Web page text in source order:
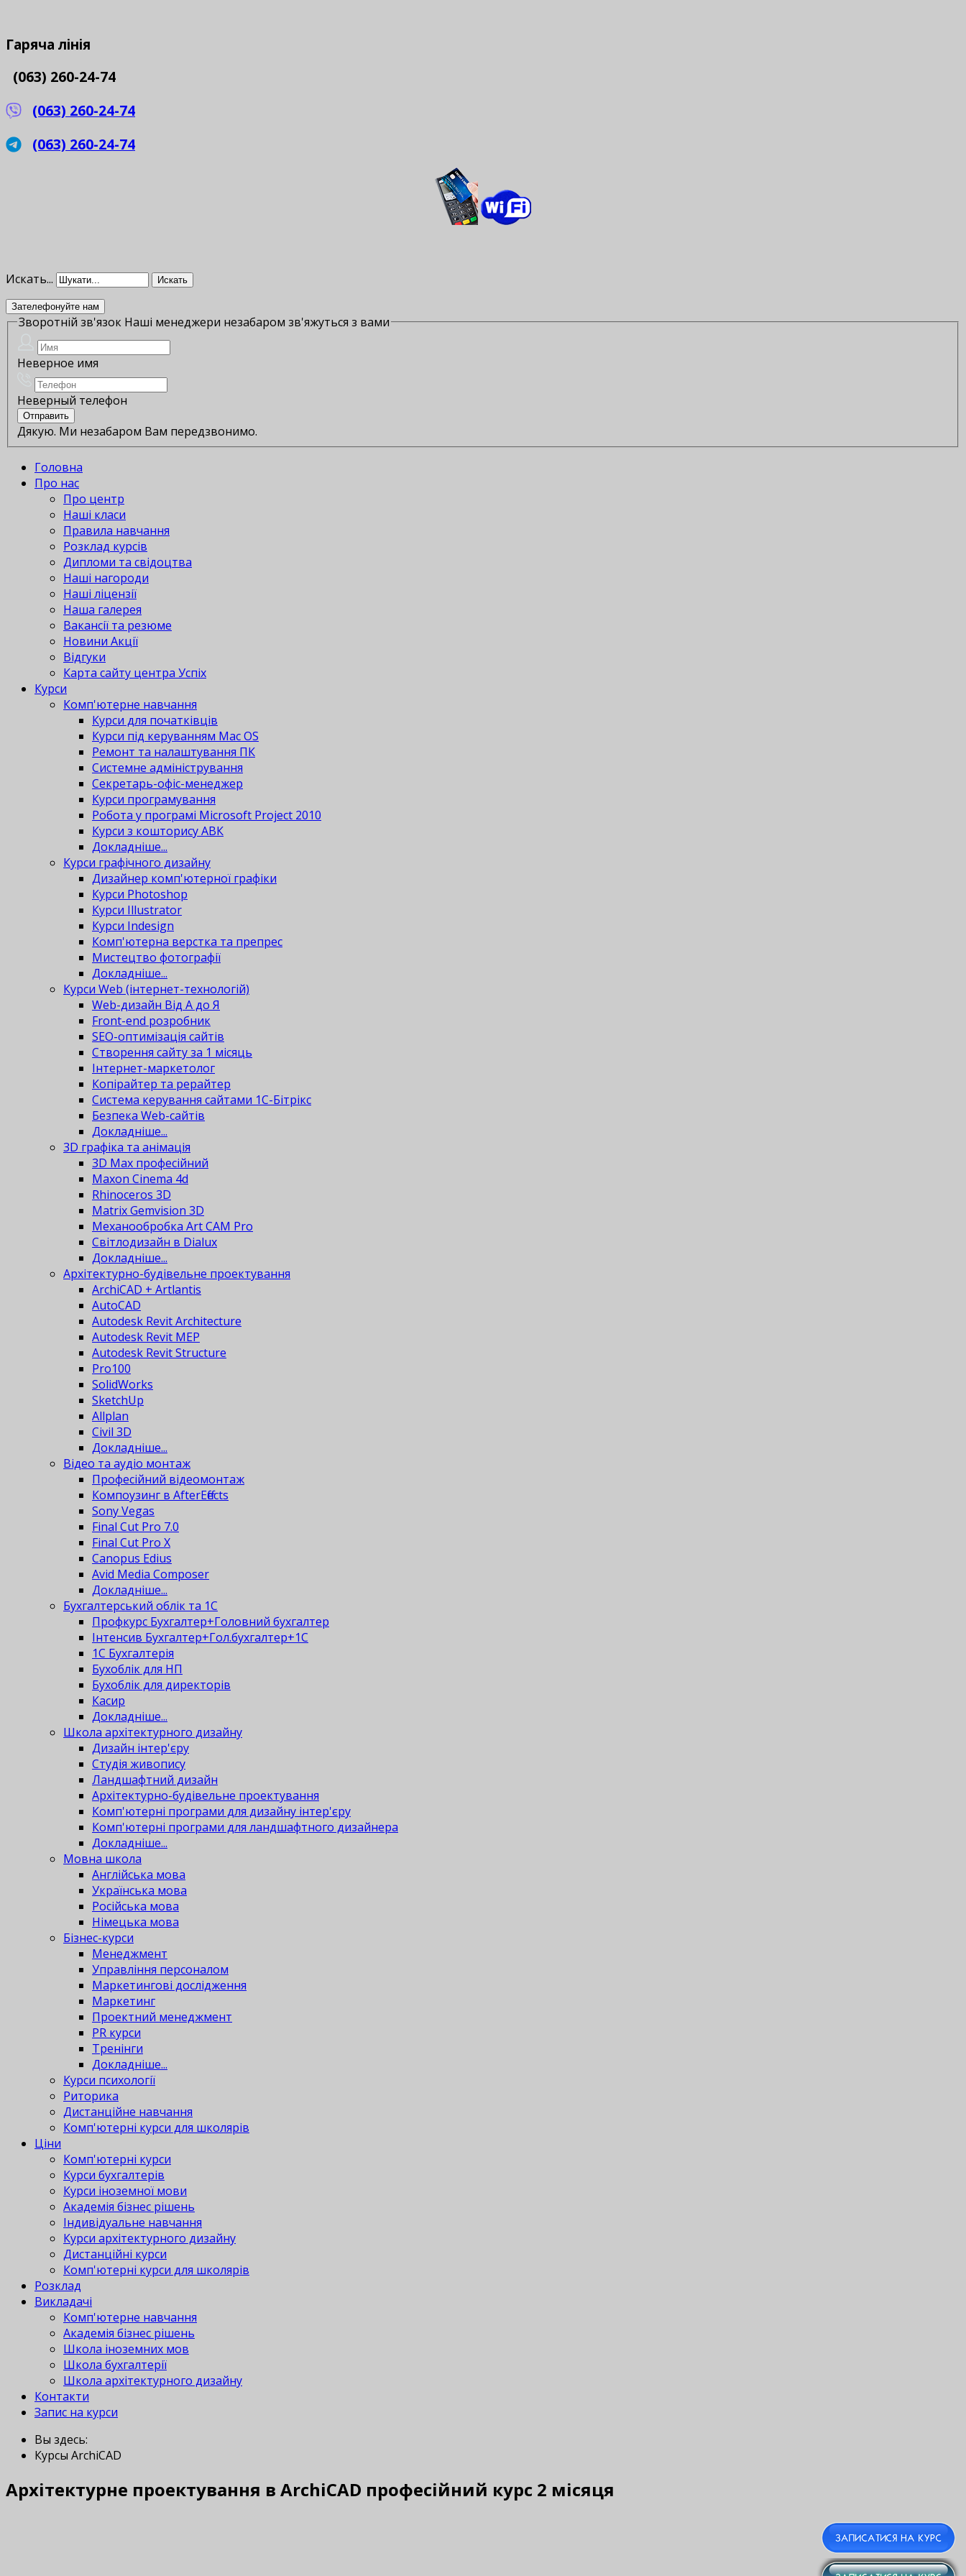
Гаряча лінія
(063) 260-24-74
(063) 260-24-74
(063) 260-24-74
Искать... Искать
Зателефонуйте нам
Зворотній зв'язок Наші менеджери незабаром зв'яжуться з вами
Неверное имя
Неверный телефон
Дякую. Ми незабаром Вам передзвонимо.
Головна
Про нас
Про центр
Наші класи
Правила навчання
Розклад курсів
Дипломи та свідоцтва
Наші нагороди
Наші ліцензії
Наша галерея
Вакансії та резюме
Новини Акції
Відгуки
Карта сайту центра Успіх
Курси
Комп'ютерне навчання
Курси для початківців
Курси під керуванням Mac OS
Ремонт та налаштування ПК
Системне адміністрування
Секретарь-офіс-менеджер
Курси програмування
Робота у програмі Microsoft Project 2010
Курси з кошторису АВК
Докладніше...
Курси графічного дизайну
Дизайнер комп'ютерної графіки
Курси Photoshop
Курси Illustrator
Курси Indesign
Комп'ютерна верстка та препрес
Мистецтво фотографії
Докладніше...
Курси Web (інтернет-технологій)
Web-дизайн Від А до Я
Front-end розробник
SEO-оптимізація сайтів
Створення сайту за 1 місяць
Інтернет-маркетолог
Копірайтер та рерайтер
Система керування сайтами 1С-Бітрікс
Безпека Web-сайтів
Докладніше...
3D графіка та анімація
3D Max професійний
Maxon Cinema 4d
Rhinoceros 3D
Matrix Gemvision 3D
Механообробка Art CAM Pro
Світлодизайн в Dialux
Докладніше...
Архітектурно-будівельне проектування
ArchiCAD + Artlantis
AutoCAD
Autodesk Revit Architecture
Autodesk Revit MEP
Autodesk Revit Structure
Pro100
SolidWorks
SketchUp
Allplan
Civil 3D
Докладніше...
Відео та аудіо монтаж
Професійний відеомонтаж
Компоузинг в AfterEffects
Sony Vegas
Final Cut Pro 7.0
Final Cut Pro X
Canopus Edius
Avid Media Composer
Докладніше...
Бухгалтерський облік та 1С
Профкурс Бухгалтер+Головний бухгалтер
Інтенсив Бухгалтер+Гол.бухгалтер+1С
1С Бухгалтерія
Бухоблік для НП
Бухоблік для директорів
Касир
Докладніше...
Школа архітектурного дизайну
Дизайн інтер'єру
Студія живопису
Ландшафтний дизайн
Архітектурно-будівельне проектування
Комп'ютерні програми для дизайну інтер'єру
Комп'ютерні програми для ландшафтного дизайнера
Докладніше...
Мовна школа
Англійська мова
Українська мова
Російська мова
Німецька мова
Бізнес-курси
Менеджмент
Управління персоналом
Маркетингові дослідження
Маркетинг
Проектний менеджмент
PR курси
Тренінги
Докладніше...
Курси психології
Риторика
Дистанційне навчання
Комп'ютерні курси для школярів
Ціни
Комп'ютерні курси
Курси бухгалтерів
Курси іноземної мови
Академія бізнес рішень
Індивідуальне навчання
Курси архітектурного дизайну
Дистанційні курси
Комп'ютерні курси для школярів
Розклад
Викладачі
Комп'ютерне навчання
Академія бізнес рішень
Школа іноземних мов
Школа бухгалтерії
Школа архітектурного дизайну
Контакти
Запис на курси
Вы здесь:
Курсы ArchiCAD
Архітектурне проектування в ArchiCAD професійний курс 2 місяця